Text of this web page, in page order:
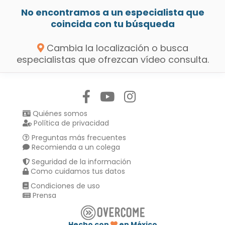
No encontramos a un especialista que
coincida con tu búsqueda
Cambia la localización o busca
especialistas que ofrezcan vídeo consulta.
Quiénes somos
Política de privacidad
Preguntas más frecuentes
Recomienda a un colega
Seguridad de la información
Como cuidamos tus datos
Condiciones de uso
Prensa